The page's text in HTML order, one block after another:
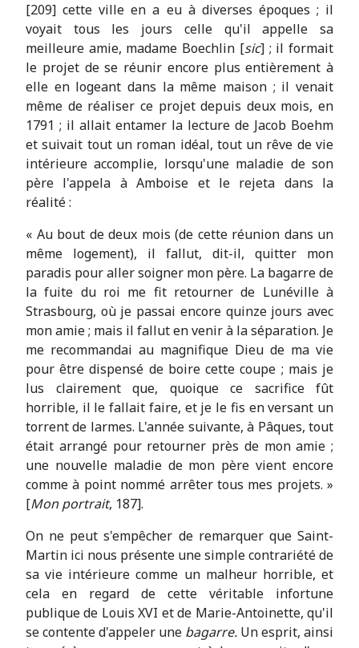
[209] cette ville en a eu à diverses époques ; il
voyait tous les jours celle qu'il appelle sa
meilleure amie, madame Boechlin [sic] ; il formait
le projet de se réunir encore plus entièrement à
elle en logeant dans la même maison ; il venait
même de réaliser ce projet depuis deux mois, en
1791 ; il allait entamer la lecture de Jacob Boehm
et suivait tout un roman idéal, tout un rêve de vie
intérieure accomplie, lorsqu'une maladie de son
père l'appela à Amboise et le rejeta dans la
réalité :
« Au bout de deux mois (de cette réunion dans un
même logement), il fallut, dit-il, quitter mon
paradis pour aller soigner mon père. La bagarre de
la fuite du roi me fit retourner de Lunéville à
Strasbourg, où je passai encore quinze jours avec
mon amie ; mais il fallut en venir à la séparation. Je
me recommandai au magnifique Dieu de ma vie
pour être dispensé de boire cette coupe ; mais je
lus clairement que, quoique ce sacrifice fût
horrible, il le fallait faire, et je le fis en versant un
torrent de larmes. L'année suivante, à Pâques, tout
était arrangé pour retourner près de mon amie ;
une nouvelle maladie de mon père vient encore
comme à point nommé arrêter tous mes projets. »
[Mon portrait, 187].
On ne peut s'empêcher de remarquer que Saint-
Martin ici nous présente une simple contrariété de
sa vie intérieure comme un malheur horrible, et
cela en regard de cette véritable infortune
publique de Louis XVI et de Marie-Antoinette, qu'il
se contente d'appeler une bagarre. Un esprit, ainsi